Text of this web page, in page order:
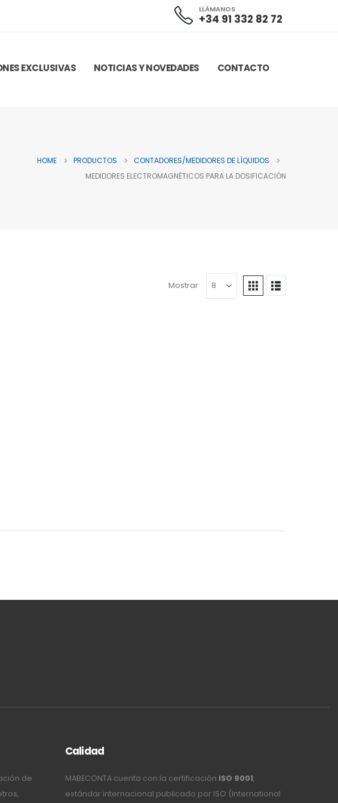
LLÁMANOS
+34 91 332 82 72
EXCLUSIVAS NOTICIAS Y NOVEDADES CONTACTO
HOME PRODUCTOS
CONTADORES/MEDIDORES DE LÍQUIDOS
MEDIDORES ELECTROMAGNÉTICOS PARA LA DOSIFICACIÓN
Mostrar:
de
Calidad
MABECONTA cuenta con la certificación ISO 9001,
estándar internacional publicado por ISO (International